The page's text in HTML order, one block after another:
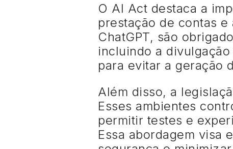
O AI Act destaca a
prestação de contas
ChatGPT, são
incluindo a
para evitar a geração
Além disso, a
Esses ambientes
permitir testes e
Essa abordagem visa